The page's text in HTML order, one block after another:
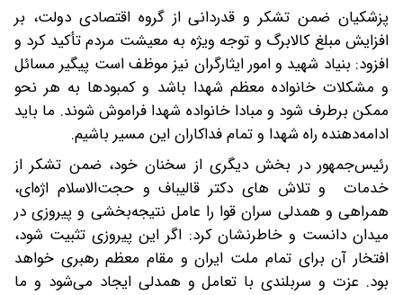
پزشکیان ضمن تشکر و قدردانی از گروه اقتصادی دولت، بر
افزایش مبلغ کالابرگ و توجه ویژه به معیشت مردم تأکید کرد و
افزود: بنیاد شهید و امور ایثارگران نیز موظف است پیگیر مسائل
و مشکلات خانواده معظم شهدا باشد و کمبودها به هر نحو
ممکن برطرف شود و مبادا خانواده شهدا فراموش شوند. ما باید
ادامه‌دهنده راه شهدا و تمام فداکاران این مسیر باشیم.
رئیس‌جمهور در بخش دیگری از سخنان خود، ضمن تشکر از
خدمات و تلاش های دکتر قالیباف و حجت‌الاسلام اژه‌ای،
همراهی و همدلی سران قوا را عامل نتیجه‌بخشی و پیروزی در
میدان دانست و خاطرنشان کرد: اگر این پیروزی تثبیت شود،
افتخار آن برای تمام ملت ایران و مقام معظم رهبری خواهد
بود. عزت و سربلندی با تعامل و همدلی ایجاد می‌شود و ما